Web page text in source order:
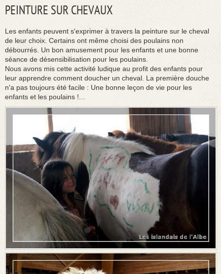
PEINTURE SUR CHEVAUX
Les enfants peuvent s'exprimer à travers la peinture sur le cheval
de leur choix. Certains ont même choisi des poulains non
débourrés. Un bon amusement pour les enfants et une bonne
séance de désensibilisation pour les poulains.
Nous avons mis cette activité ludique au profit des enfants pour
leur apprendre comment doucher un cheval. La première douche
n'a pas toujours été facile : Une bonne leçon de vie pour les
enfants et les poulains !...